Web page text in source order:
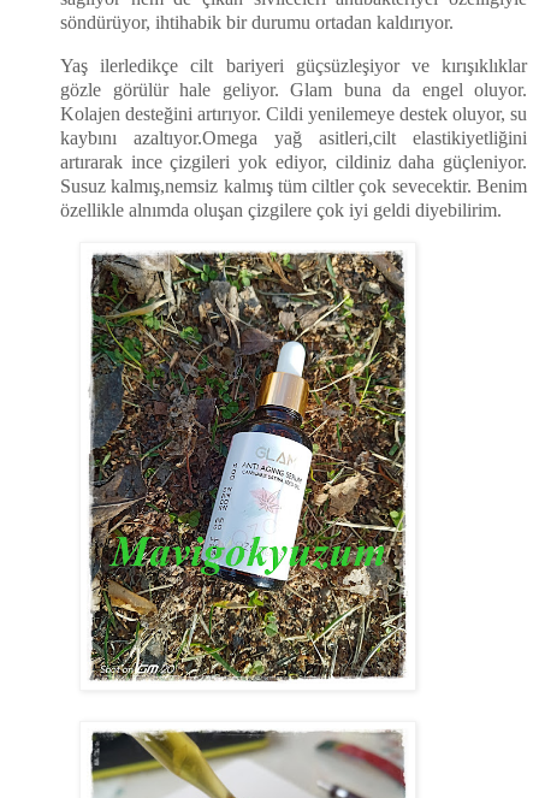
söndürüyor, ihtihabik bir durumu ortadan kaldırıyor.
Yaş ilerledikçe cilt bariyeri güçsüzleşiyor ve kırışıklıklar
gözle görülür hale geliyor. Glam buna da engel oluyor.
Kolajen desteğini artırıyor. Cildi yenilemeye destek oluyor, su
kaybını azaltıyor.Omega yağ asitleri,cilt elastikiyetliğini
artırarak ince çizgileri yok ediyor, cildiniz daha güçleniyor.
Susuz kalmış,nemsiz kalmış tüm ciltler çok sevecektir. Benim
özellikle alnımda oluşan çizgilere çok iyi geldi diyebilirim.